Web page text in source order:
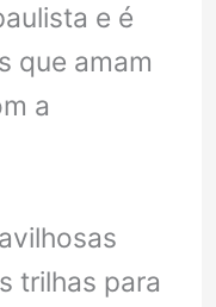
e é
que amam
a
trilhas para